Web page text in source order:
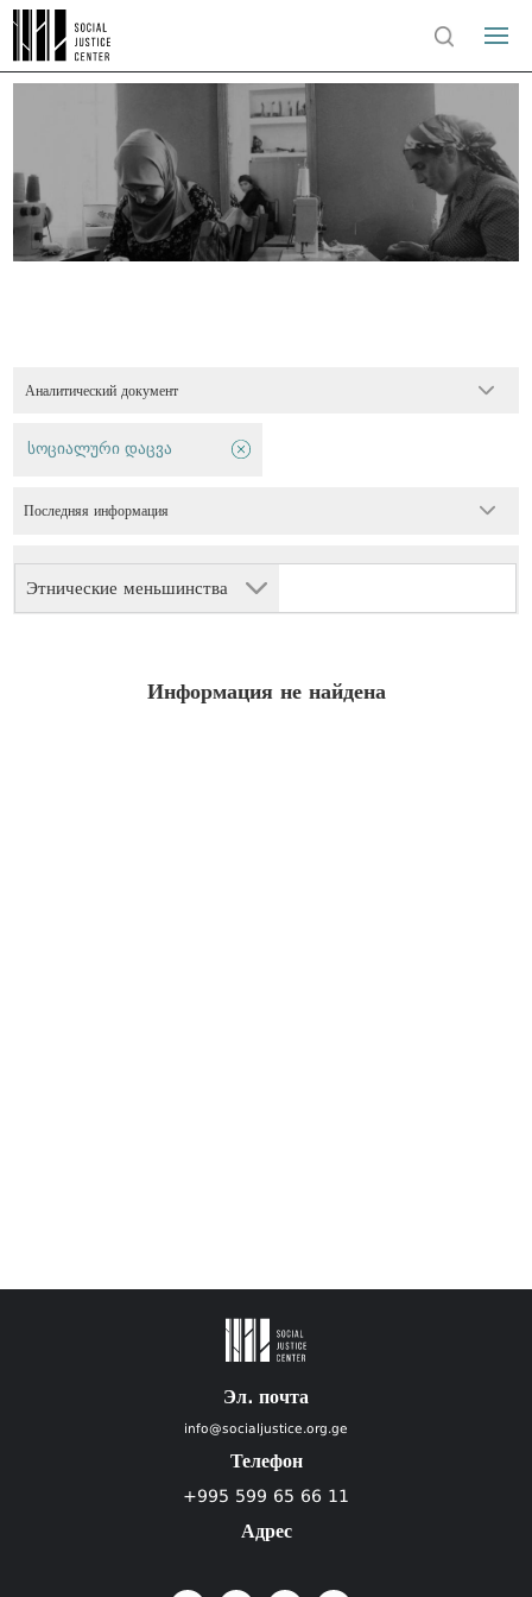
Аналитический документ
Этнические меньшинства
სოციალური დაცვა
Последняя информация
Информация не найдена
Эл. почта
info@socialjustice.org.ge
Телефон
+995 599 65 66 11
Адрес